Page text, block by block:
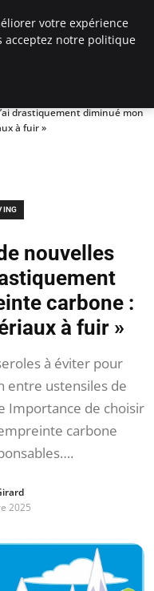
drastiquement diminué mon
à fuir »
nouvelles
carbone :
à fuir »
à éviter pour
entre ustensiles de
Importance de choisir
carbone
2025
votre expérience
acceptez notre politique